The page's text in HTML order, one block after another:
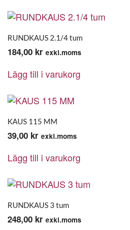
RUNDKAUS 2.1/4 tum
184,00 kr exkl.moms
Lägg till i varukorg
KAUS 115 MM
39,00 kr exkl.moms
Lägg till i varukorg
RUNDKAUS 3 tum
248,00 kr exkl.moms